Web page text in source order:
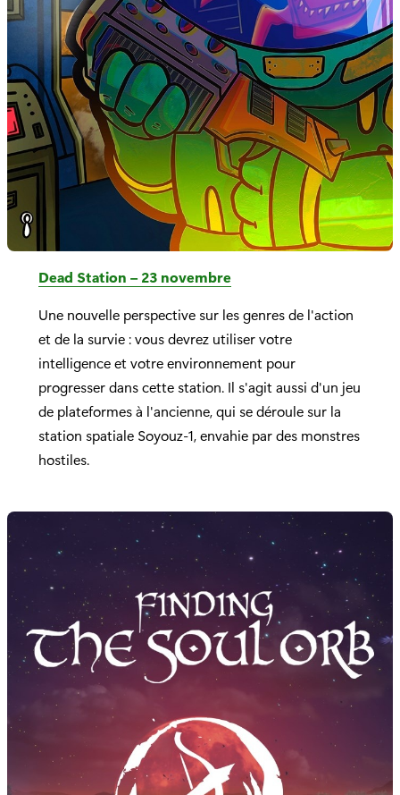
Dead Station – 23 novembre
Une nouvelle perspective sur les genres de l'action
et de la survie : vous devrez utiliser votre
intelligence et votre environnement pour
progresser dans cette station. Il s'agit aussi d'un jeu
de plateformes à l'ancienne, qui se déroule sur la
station spatiale Soyouz-1, envahie par des monstres
hostiles.